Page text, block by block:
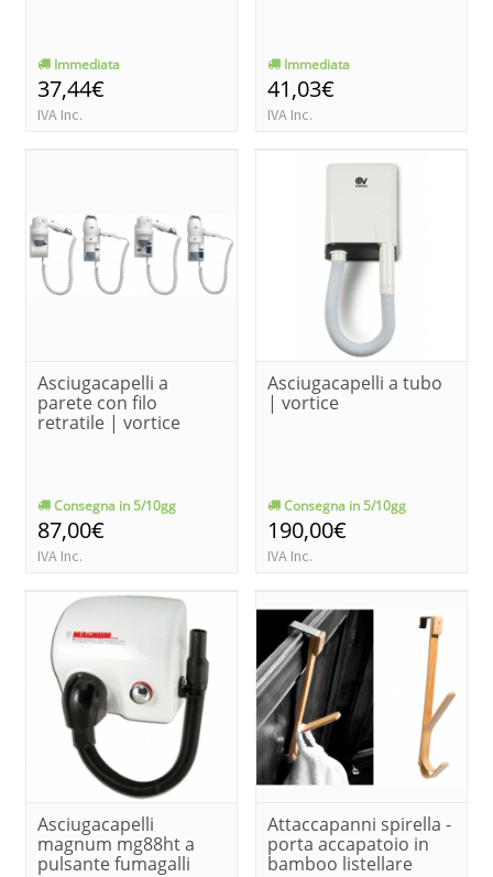
Immediata
37,44€
IVA Inc.
Immediata
41,03€
IVA Inc.
Asciugacapelli a
parete con filo
retratile | vortice
Consegna in 5/10gg
87,00€
IVA Inc.
Asciugacapelli a tubo
| vortice
Consegna in 5/10gg
190,00€
IVA Inc.
Asciugacapelli
magnum mg88ht a
pulsante fumagalli
Attaccapanni spirella -
porta accapatoio in
bamboo listellare